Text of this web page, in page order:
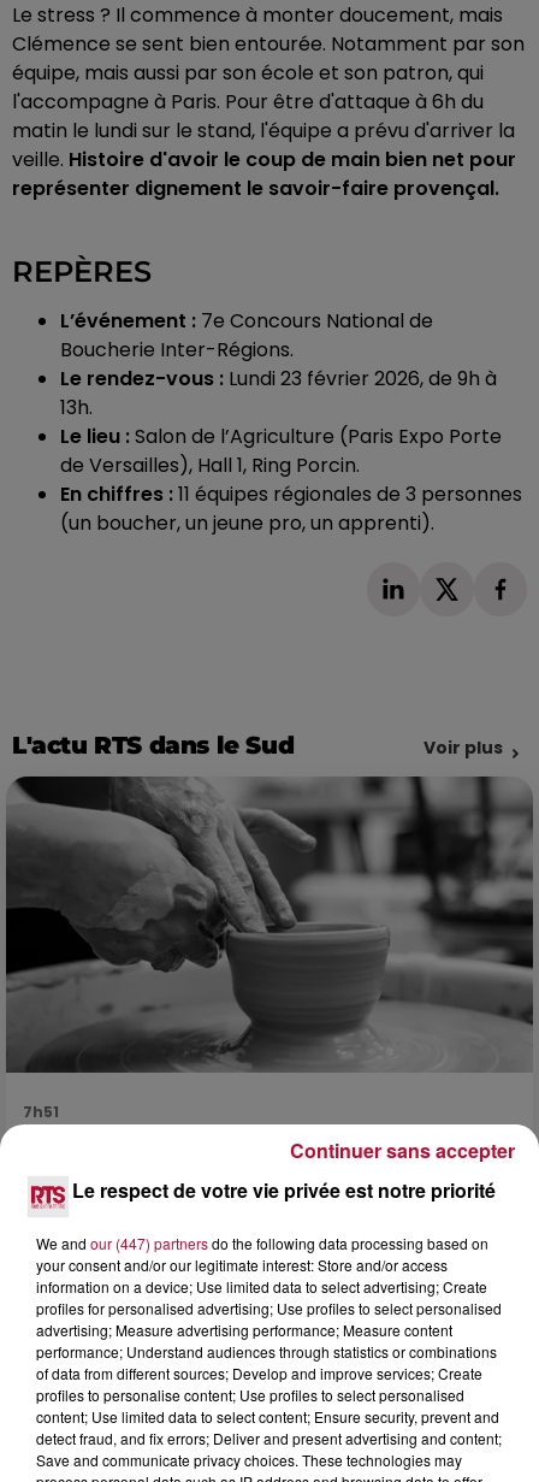
Le stress ? Il commence à monter doucement, mais
Clémence se sent bien entourée. Notamment par son
équipe, mais aussi par son école et son patron, qui
l'accompagne à Paris. Pour être d'attaque à 6h du
matin le lundi sur le stand, l'équipe a prévu d'arriver la
veille. Histoire d'avoir le coup de main bien net pour
représenter dignement le savoir-faire provençal.
REPÈRES
L’événement : 7e Concours National de
Boucherie Inter-Régions.
Le rendez-vous : Lundi 23 février 2026, de 9h à
13h.
Le lieu :Salon de l’Agriculture (Paris Expo Porte
de Versailles), Hall 1, Ring Porcin.
En chiffres :11 équipes régionales de 3 personnes
(un boucher, un jeune pro, un apprenti).
L'actu RTS dans le Sud Voir plus
7h51
OCCITANIE : CET ÉTÉ, LA CRÉATION S'EXPOSE
DANS LES ATELIERS D'ARTISANS
Marre des plages bondées et des visites au pas de charge
? La Chambre de Métiers et de l’Artisanat Occitanie
propose une alternative bien plus vivante :...
Le respect de votre vie privée est notre priorité
We and our (447) partnersdo the following data processing based on
your consent and/or our legitimate interest: Store and/or access
information on a device; Use limited data to select advertising; Create
profiles for personalised advertising; Use profiles to select personalised
advertising; Measure advertising performance; Measure content
performance; Understand audiences through statistics or combinations
of data from different sources; Develop and improve services; Create
profiles to personalise content; Use profiles to select personalised
content; Use limited data to select content; Ensure security, prevent and
detect fraud, and fix errors; Deliver and present advertising and content;
Save and communicate privacy choices. These technologies may
Continuer sans accepter